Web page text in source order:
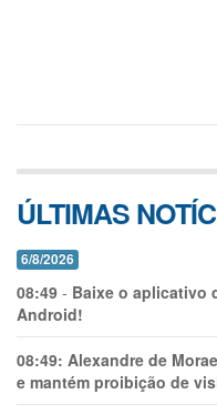
ÚLTIMAS
6/8/2026
08:49 - Baixe o aplicativo
Android!
08:49: Alexandre de
e mantém proibição de